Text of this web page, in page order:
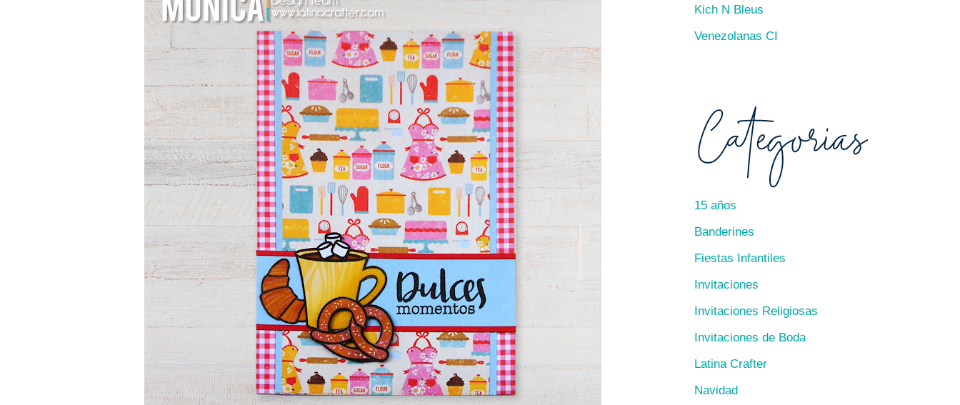
Kich N Bleus
Venezolanas CI
15 años
Banderines
Fiestas Infantiles
Invitaciones
Invitaciones Religiosas
Invitaciones de Boda
Latina Crafter
Navidad